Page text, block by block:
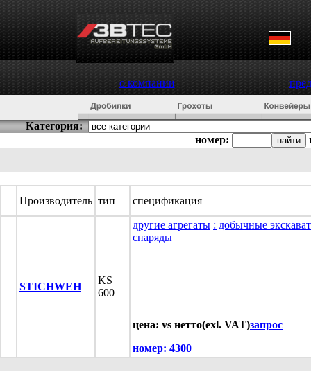
о компании
Категория:
номер:
Производитель тип спецификация
STICHWEH
KS
600
другие агрегаты : добычные
снаряды
цена: vs нетто(exl. VAT)запрос
номер: 4300